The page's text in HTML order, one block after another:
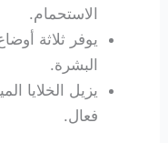
الاستحمام.
يوفر ثلاثة
البشرة.
يزيل الخلايا
فعال.